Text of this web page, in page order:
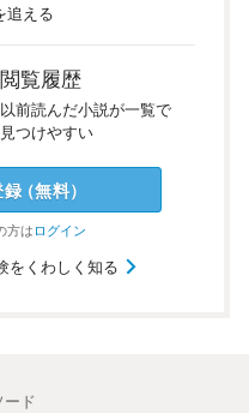
追える
閲覧履歴
以前読んだ小説が一覧で
見つけやすい
録（無料）
方はログイン
をくわしく知る
ド